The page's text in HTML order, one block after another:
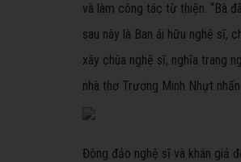
và làm công tác từ thiện. “Bà
sau này là Ban ái hữu nghệ sĩ,
xây chùa nghệ sĩ, nghĩa trang
nhà thơ Trương Minh Nhựt
Đông đảo nghệ sĩ và khán giả